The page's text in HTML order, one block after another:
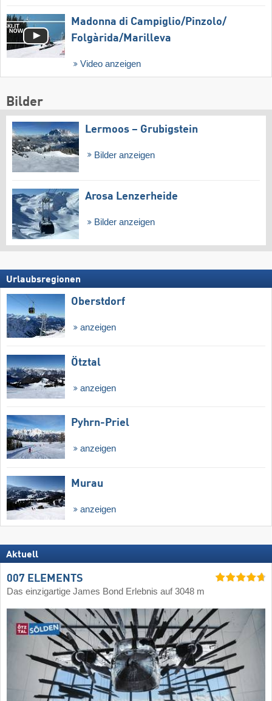
Madonna di Campiglio/​Pinzolo/​
Folgàrida/​Marilleva
Video anzeigen
Bilder
Lermoos – Grubigstein
Bilder anzeigen
Arosa Lenzerheide
Bilder anzeigen
Urlaubsregionen
Oberstdorf
anzeigen
Ötztal
anzeigen
Pyhrn-Priel
anzeigen
Murau
anzeigen
Aktuell
007 ELEMENTS
Das einzigartige James Bond Erlebnis auf 3048 m